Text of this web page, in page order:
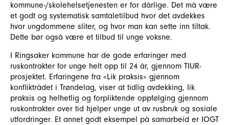
kommune-/skolehelsetjenesten er for dårlige. Det må være
et godt og systematisk samtaletilbud hvor det avdekkes
hvor ungdommene sliter, og hvor man kan sette inn tiltak.
Dette bør også være et tilbud til unge voksne.
I Ringsaker kommune har de gode erfaringer med
ruskontrakter for unge helt opp til 24 år, gjennom TIUR-
prosjektet. Erfaringene fra «Lik praksis» gjennom
konfliktrådet i Trøndelag, viser at tidlig avdekking, lik
praksis og helhetlig og forpliktende oppfølging gjennom
ruskontrakter over tid hjelper unge ut av rusbruk og sosiale
utfordringer. Et annet godt eksempel på samarbeid er IOGT